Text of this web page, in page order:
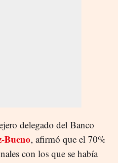
delegado del Banco
Bueno, afirmó que el 70%
con los que se había